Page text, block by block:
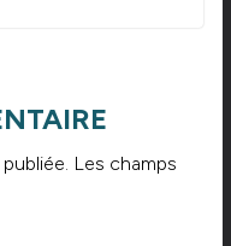
Les champs